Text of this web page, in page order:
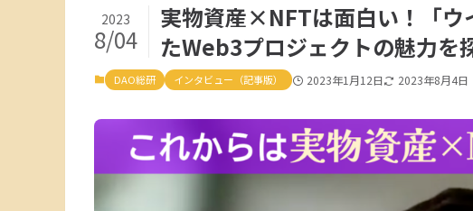
実物資産×NFTは面白い！「ウ
たWeb3プロジェクトの魅力を
2023
8/04
DAO総研 インタビュー（記事版） 2023年1月12日 2023年8月4日